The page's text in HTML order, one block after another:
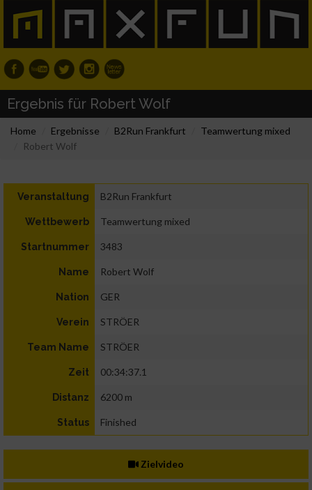
Ergebnis für Robert Wolf
Home Ergebnisse B2Run Frankfurt
Teamwertung mixed
Robert Wolf
Veranstaltung B2Run Frankfurt
Wettbewerb Teamwertung mixed
Startnummer 3483
Name Robert Wolf
Nation GER
Verein STRÖER
Team Name STRÖER
Zeit 00:34:37.1
Distanz 6200 m
Status Finished
Zielvideo